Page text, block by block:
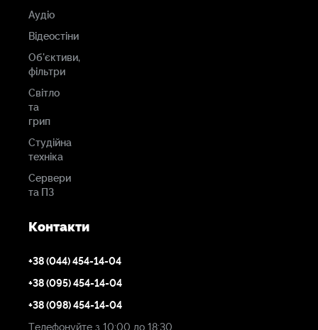
Аудіо
Відеостіни
Об'єктиви,
фільтри
Світло
та
грип
Студійна
техніка
Сервери
та ПЗ
Контакти
+38 (044) 454-14-04
+38 (095) 454-14-04
+38 (098) 454-14-04
Телефонуйте з 10:00 до 18:30